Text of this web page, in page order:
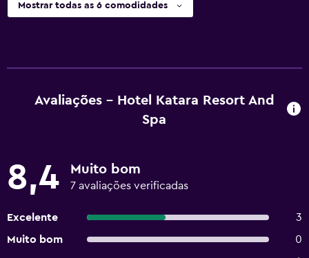
Mostrar todas as 6 comodidades
Avaliações - Hotel Katara Resort And
Spa
8,4 Muito bom
7 avaliações verificadas
Excelente
3
Muito bom
0